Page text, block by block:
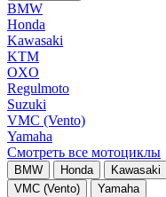
BMW
Honda
Kawasaki
KTM
OXO
Regulmoto
Suzuki
VMC (Vento)
Yamaha
Смотреть все мотоциклы
BMW Honda Kawasaki
VMC (Vento)
Yamaha